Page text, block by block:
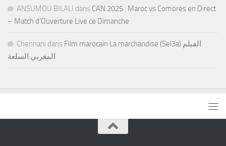
ANSUMOU BILALI dans CAN 2025 : Maroc vs Comores en Direct
– Match d’Ouverture Live ce Dimanche
Chennani dans Film marocain La marchandise (Sel3a) الفيلم
المغربي السلعة